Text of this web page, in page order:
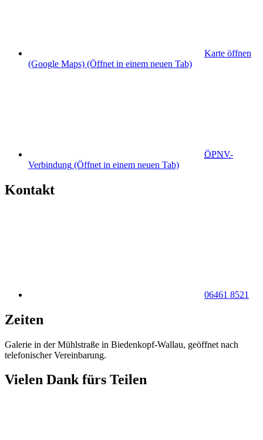
Karte öffnen
(Google Maps) (Öffnet in einem neuen Tab)
ÖPNV-
Verbindung (Öffnet in einem neuen Tab)
Kontakt
06461 8521
Zeiten
Galerie in der Mühlstraße in Biedenkopf-Wallau, geöffnet nach
telefonischer Vereinbarung.
Vielen Dank fürs Teilen